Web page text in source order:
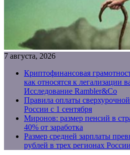
7 августа, 2026
Криптофинансовая
как относятся к легализации
Исследование Rambler&Co
Правила оплаты
России с 1 сентября
Миронов: размер пенсий в
40% от заработка
Размер средней зарплаты
рублей в трех регионах России